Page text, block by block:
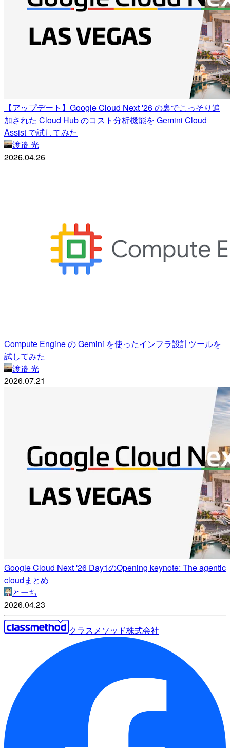
【アップデート】Google Cloud Next '26 の裏でこっそり追
加された Cloud Hub のコスト分析機能を Gemini Cloud
Assist で試してみた
渡邉 光
2026.04.26
Compute Engine の Gemini を使ったインフラ設計ツールを
試してみた
渡邉 光
2026.07.21
Google Cloud Next '26 Day1のOpening keynote: The agentic
cloudまとめ
とーち
2026.04.23
クラスメソッド株式会社